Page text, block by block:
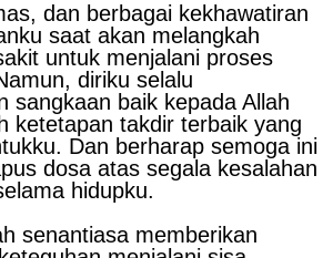
dan berbagai kekhawatiran
saat akan melangkah
untuk menjalani proses
diriku selalu
sangkaan baik kepada Allah
ketetapan takdir terbaik yang
Dan berharap semoga ini
dosa atas segala kesalahan
hidupku.
senantiasa memberikan